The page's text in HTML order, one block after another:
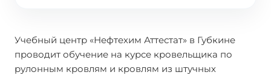
Учебный центр «Нефтехим Аттестат» в Губкине
проводит обучение на курсе кровельщика по
рулонным кровлям и кровлям из штучных